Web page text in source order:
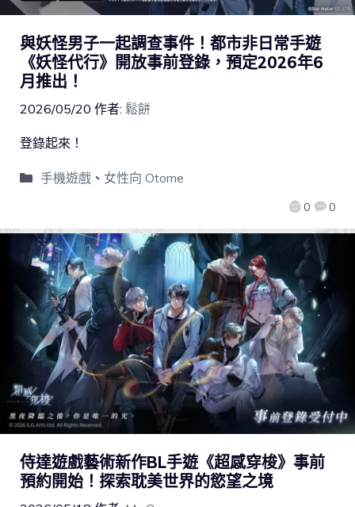
與妖怪男子一起調查事件！都市非日常手遊
《妖怪代行》開放事前登錄，預定2026年6
月推出！
2026/05/20 作者: 鬆餅
0 0
登錄起來！
手機遊戲、 女性向 Otome
侍達遊戲藝術新作BL手遊《超感穿梭》事前
預約開始！探索耽美世界的慾望之境